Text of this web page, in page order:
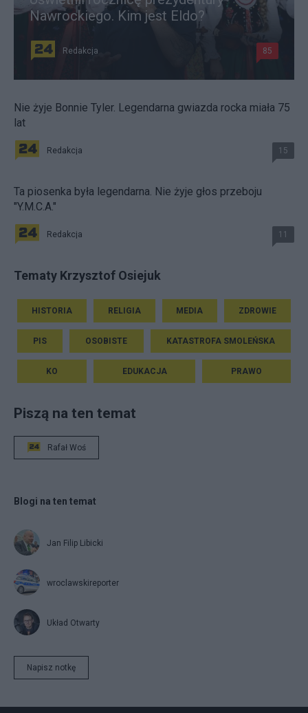
Nawrockiego. Kim jest Eldo?
Redakcja 85
Nie żyje Bonnie Tyler. Legendarna gwiazda rocka miała 75
lat
Redakcja 15
Ta piosenka była legendarna. Nie żyje głos przeboju
"Y.M.C.A."
Redakcja 11
Tematy Krzysztof Osiejuk
HISTORIA RELIGIA MEDIA ZDROWIE
PIS OSOBISTE KATASTROFA SMOLEŃSKA
KO EDUKACJA PRAWO
Piszą na ten temat
Rafał Woś
Blogi na ten temat
Jan Filip Libicki
wroclawskireporter
Układ Otwarty
Napisz notkę